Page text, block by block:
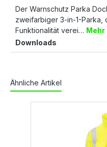
Der Warnschutz Parka
zweifarbiger 3-in-1-Parka,
Funktionalität verei… Mehr
Downloads
Ähnliche Artikel